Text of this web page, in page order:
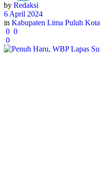
by Redaksi
6 April 2024
in Kabupaten Lima Puluh Kota
0 0
0